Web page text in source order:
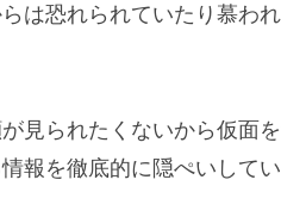
は恐れられていたり慕わ
見られたくないから仮面を
報を徹底的に隠ぺいして